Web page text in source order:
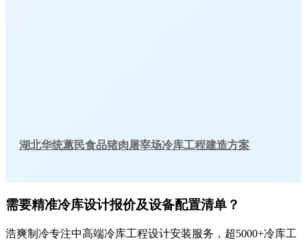
湖北华统蕙民食品猪肉屠宰场冷库工程建造方案
需要精准冷库设计报价及设备配置清单？
浩爽制冷专注中高端冷库工程设计安装服务，超5000+冷库工